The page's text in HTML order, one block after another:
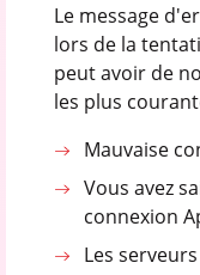
Le message
lors de la
peut avoir de
les plus
Mauvaise
Vous avez
connexion
Les